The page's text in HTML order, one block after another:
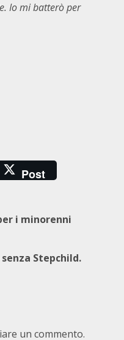
Io mi batterò per
Post
i minorenni
Stepchild.
un commento.